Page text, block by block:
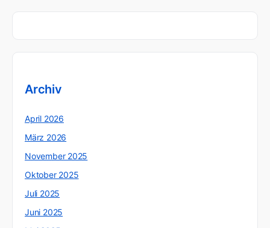
Archiv
April 2026
März 2026
November 2025
Oktober 2025
Juli 2025
Juni 2025